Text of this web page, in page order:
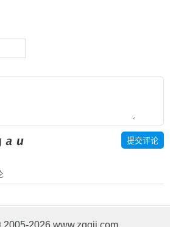
2026 www.zggjj.com